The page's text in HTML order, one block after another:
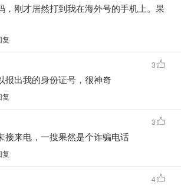
，刚才居然打到我在海外号的手机上。果
复
报出我的身份证号，很神奇
复
3
接来电，一搜果然是个诈骗电话
复
3
4